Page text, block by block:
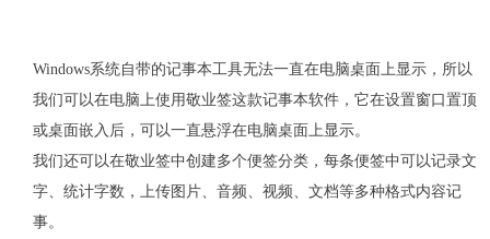
Windows系统自带的记事本工具无法一直在电脑桌面上显示，所以
我们可以在电脑上使用敬业签这款记事本软件，它在设置窗口置顶
或桌面嵌入后，可以一直悬浮在电脑桌面上显示。
我们还可以在敬业签中创建多个便签分类，每条便签中可以记录文
字、统计字数，上传图片、音频、视频、文档等多种格式内容记
事。